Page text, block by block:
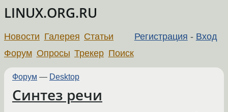
LINUX.ORG.RU
Регистрация - Вход
Новости Галерея Статьи
Форум Опросы Трекер Поиск
Форум — Desktop
Синтез речи